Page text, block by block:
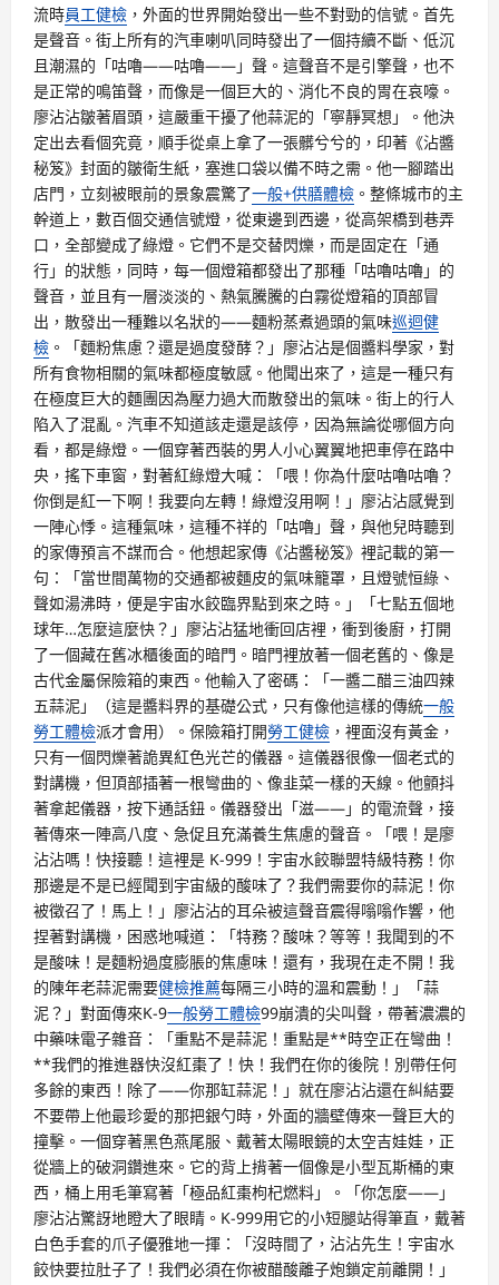
流時員工健檢 ，外面的世界開始發出一些不對勁的信號。首先
是聲音。街上所有的汽車喇叭同時發出了一個持續不斷、低沉
且潮濕的「咕嚕——咕嚕——」聲。這聲音不是引擎聲，也不
是正常的鳴笛聲，而像是一個巨大的、消化不良的胃在哀嚎。
廖沾沾皺著眉頭，這嚴重干擾了他蒜泥的「寧靜冥想」。他決
定出去看個究竟，順手從桌上拿了一張髒兮兮的，印著《沾醬
秘笈》封面的皺衛生紙，塞進口袋以備不時之需。他一腳踏出
店門，立刻被眼前的景象震驚了一般+供膳體檢 。整條城市的主
幹道上，數百個交通信號燈，從東邊到西邊，從高架橋到巷弄
口，全部變成了綠燈。它們不是交替閃爍，而是固定在「通
行」的狀態，同時，每一個燈箱都發出了那種「咕嚕咕嚕」的
聲音，並且有一層淡淡的、熱氣騰騰的白霧從燈箱的頂部冒
出，散發出一種難以名狀的——麵粉蒸煮過頭的氣味巡迴健
檢 。「麵粉焦慮？還是過度發酵？」廖沾沾是個醬料學家，對
所有食物相關的氣味都極度敏感。他聞出來了，這是一種只有
在極度巨大的麵團因為壓力過大而散發出的氣味。街上的行人
陷入了混亂。汽車不知道該走還是該停，因為無論從哪個方向
看，都是綠燈。一個穿著西裝的男人小心翼翼地把車停在路中
央，搖下車窗，對著紅綠燈大喊：「喂！你為什麼咕嚕咕嚕？
你倒是紅一下啊！我要向左轉！綠燈沒用啊！」廖沾沾感覺到
一陣心悸。這種氣味，這種不祥的「咕嚕」聲，與他兒時聽到
的家傳預言不謀而合。他想起家傳《沾醬秘笈》裡記載的第一
句：「當世間萬物的交通都被麵皮的氣味籠罩，且燈號恒綠、
聲如湯沸時，便是宇宙水餃臨界點到來之時。」「七點五個地
球年…怎麼這麼快？」廖沾沾猛地衝回店裡，衝到後廚，打開
了一個藏在舊冰櫃後面的暗門。暗門裡放著一個老舊的、像是
古代金屬保險箱的東西。他輸入了密碼：「一醬二醋三油四辣
五蒜泥」（這是醬料界的基礎公式，只有像他這樣的傳統一般
勞工體檢派才會用）。保險箱打開勞工健檢 ，裡面沒有黃金，
只有一個閃爍著詭異紅色光芒的儀器。這儀器很像一個老式的
對講機，但頂部插著一根彎曲的、像韭菜一樣的天線。他顫抖
著拿起儀器，按下通話鈕。儀器發出「滋——」的電流聲，接
著傳來一陣高八度、急促且充滿養生焦慮的聲音。「喂！是廖
沾沾嗎！快接聽！這裡是 K-999！宇宙水餃聯盟特級特務！你
那邊是不是已經聞到宇宙級的酸味了？我們需要你的蒜泥！你
被徵召了！馬上！」廖沾沾的耳朵被這聲音震得嗡嗡作響，他
捏著對講機，困惑地喊道：「特務？酸味？等等！我聞到的不
是酸味！是麵粉過度膨脹的焦慮味！還有，我現在走不開！我
的陳年老蒜泥需要健檢推薦每隔三小時的溫和震動！」「蒜
泥？」對面傳來K-9一般勞工體檢99崩潰的尖叫聲，帶著濃濃的
中藥味電子雜音：「重點不是蒜泥！重點是**時空正在彎曲！
**我們的推進器快沒紅棗了！快！我們在你的後院！別帶任何
多餘的東西！除了——你那缸蒜泥！」就在廖沾沾還在糾結要
不要帶上他最珍愛的那把銀勺時，外面的牆壁傳來一聲巨大的
撞擊。一個穿著黑色燕尾服、戴著太陽眼鏡的太空吉娃娃，正
從牆上的破洞鑽進來。它的背上揹著一個像是小型瓦斯桶的東
西，桶上用毛筆寫著「極品紅棗枸杞燃料」。「你怎麼——」
廖沾沾驚訝地瞪大了眼睛。K-999用它的小短腿站得筆直，戴著
白色手套的爪子優雅地一揮：「沒時間了，沾沾先生！宇宙水
餃快要拉肚子了！我們必須在你被醋酸離子炮鎖定前離開！」